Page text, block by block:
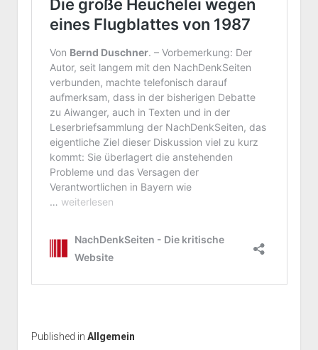
Published in Allgemein